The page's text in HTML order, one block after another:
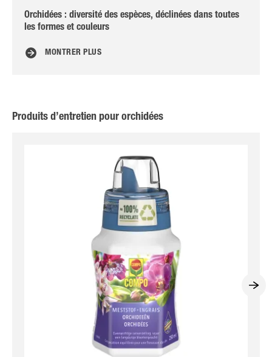
Orchidées : diversité des espèces, déclinées dans toutes
les formes et couleurs
MONTRER PLUS
Produits d’entretien pour orchidées